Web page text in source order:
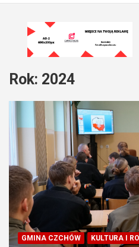
Rok: 2024
GMINA CZCHÓW KULTURA I